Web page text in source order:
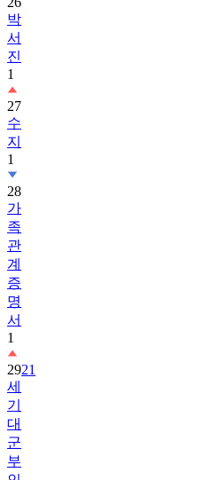
서
진
1
27
수
지
1
28
가
족
관
계
증
명
서
1
29
세
기
대
군
부
인
1